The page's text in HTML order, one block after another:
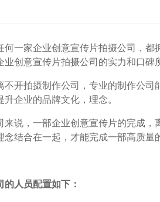
家企业创意宣传片拍摄公司，都
创意宣传片拍摄公司的实力和口碑
拍摄制作公司，专业的制作公司
企业的品牌文化，理念。
，一部企业创意宣传片的完成，
结合在一起，才能完成一部高质量
人员配置如下：